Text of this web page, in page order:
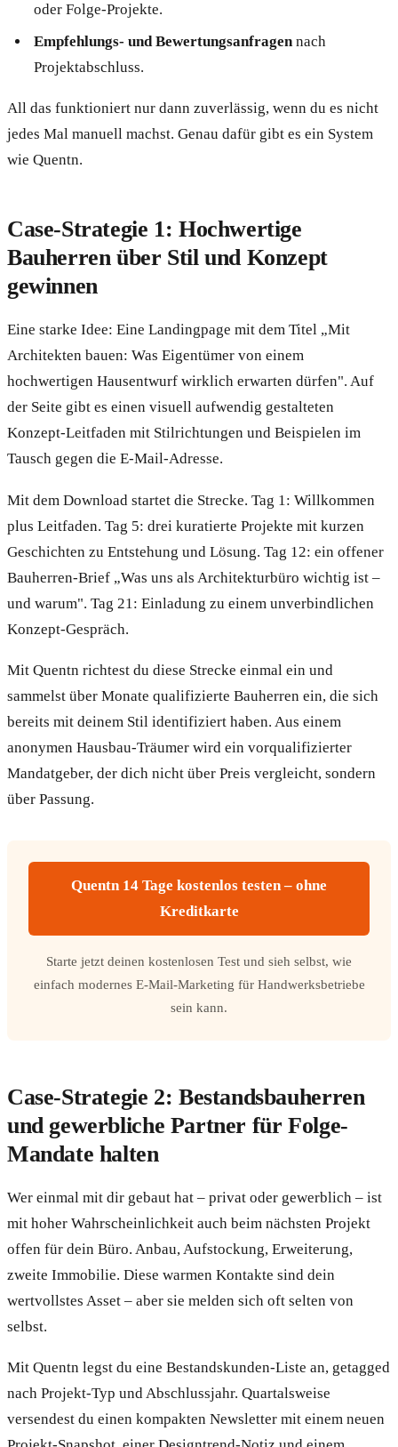
oder Folge-Projekte.
Empfehlungs- und Bewertungsanfragennach
Projektabschluss.
All das funktioniert nur dann zuverlässig, wenn du es nicht
jedes Mal manuell machst. Genau dafür gibt es ein System
wie Quentn.
Case-Strategie 1: Hochwertige
Bauherren über Stil und Konzept
gewinnen
Eine starke Idee: Eine Landingpage mit dem Titel „Mit
Architekten bauen: Was Eigentümer von einem
hochwertigen Hausentwurf wirklich erwarten dürfen". Auf
der Seite gibt es einen visuell aufwendig gestalteten
Konzept-Leitfaden mit Stilrichtungen und Beispielen im
Tausch gegen die E-Mail-Adresse.
Mit dem Download startet die Strecke. Tag 1: Willkommen
plus Leitfaden. Tag 5: drei kuratierte Projekte mit kurzen
Geschichten zu Entstehung und Lösung. Tag 12: ein offener
Bauherren-Brief „Was uns als Architekturbüro wichtig ist –
und warum". Tag 21: Einladung zu einem unverbindlichen
Konzept-Gespräch.
Mit Quentn richtest du diese Strecke einmal ein und
sammelst über Monate qualifizierte Bauherren ein, die sich
bereits mit deinem Stil identifiziert haben. Aus einem
anonymen Hausbau-Träumer wird ein vorqualifizierter
Mandatgeber, der dich nicht über Preis vergleicht, sondern
über Passung.
Quentn 14 Tage kostenlos testen – ohne
Kreditkarte
Starte jetzt deinen kostenlosen Test und sieh selbst, wie
einfach modernes E-Mail-Marketing für Handwerksbetriebe
sein kann.
Case-Strategie 2: Bestandsbauherren
und gewerbliche Partner für Folge-
Mandate halten
Wer einmal mit dir gebaut hat – privat oder gewerblich – ist
mit hoher Wahrscheinlichkeit auch beim nächsten Projekt
offen für dein Büro. Anbau, Aufstockung, Erweiterung,
zweite Immobilie. Diese warmen Kontakte sind dein
wertvollstes Asset – aber sie melden sich oft selten von
selbst.
Mit Quentn legst du eine Bestandskunden-Liste an, getagged
nach Projekt-Typ und Abschlussjahr. Quartalsweise
versendest du einen kompakten Newsletter mit einem neuen